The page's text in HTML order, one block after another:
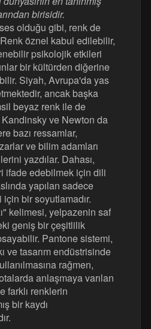
birisidir.
olduğu gibi, renk de
öznel kabul edilebilir,
psikolojik etkileri
bir kültürden diğerine
Siyah, Avrupa'da yas
ancak başka
beyaz renk ile de
ve Newton da
bazı ressamlar,
ve bilim adamları
yazdılar. Dahası,
ifade edebilmek için dili
yapılan sadece
bir soyutlamadır.
kelimesi, yelpazenin saf
geniş bir çeşitlilik
Pantone sistemi,
ve tasarım endüstrisinde
rağmen,
anlaşmaya varılan
farklı renklerin
bir kaydı